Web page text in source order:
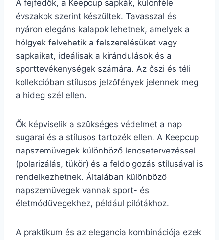
A fejfedők, a Keepcup sapkák, különféle
évszakok szerint készültek. Tavasszal és
nyáron elegáns kalapok lehetnek, amelyek a
hölgyek felvehetik a felszerelésüket vagy
sapkaikat, ideálisak a kirándulások és a
sporttevékenységek számára. Az őszi és téli
kollekcióban stílusos jelzőfények jelennek meg
a hideg szél ellen.
Ők képviselik a szükséges védelmet a nap
sugarai és a stílusos tartozék ellen. A Keepcup
napszemüvegek különböző lencsetervezéssel
(polarizálás, tükör) és a feldolgozás stílusával is
rendelkezhetnek. Általában különböző
napszemüvegek vannak sport- és
életmódüvegekhez, például pilótákhoz.
A praktikum és az elegancia kombinációja ezek